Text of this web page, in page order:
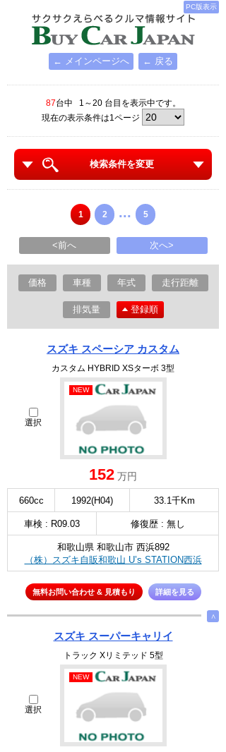
PC版表示
← メインページへ ← 戻る
87台中 1～20 台目を表示中です。
現在の表示条件は1ページ
検索条件を変更
1 2 ... 5
<前へ 次へ>
価格 車種 年式 走行距離
排気量 登録順
スズキ スペーシア カスタム
カスタム HYBRID XSターボ 3型
選択
NEW
152 万円
660cc 1992(H04) 33.1千Km
車検 : R09.03 修復歴 : 無し
和歌山県 和歌山市 西浜892
（株）スズキ自販和歌山 U’s STATION西浜
無料お問い合わせ & 見積もり 詳細を見る
∧
スズキ スーパーキャリイ
トラック Xリミテッド 5型
選択
NEW